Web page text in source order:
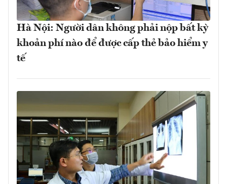
Hà Nội: Người dân không phải nộp bất kỳ
khoản phí nào để được cấp thẻ bảo hiểm y
tế